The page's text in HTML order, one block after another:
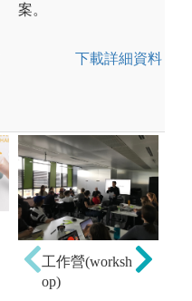
案。
下載詳細資料
工作營(worksh
op)